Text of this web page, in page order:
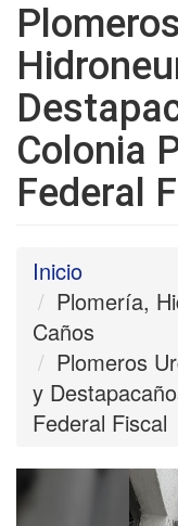
Colonia
Federal
Inicio
Plomería,
Caños
Plomeros
y
Federal Fiscal